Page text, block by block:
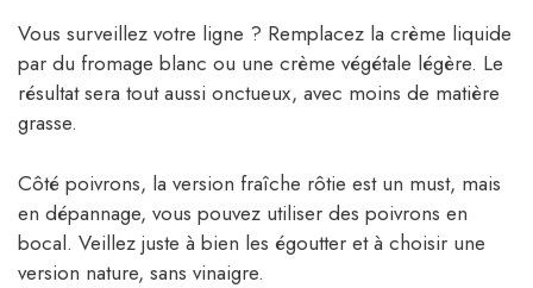
Vous surveillez votre ligne ? Remplacez la crème liquide
par du fromage blanc ou une crème végétale légère. Le
résultat sera tout aussi onctueux, avec moins de matière
grasse.
Côté poivrons, la version fraîche rôtie est un must, mais
en dépannage, vous pouvez utiliser des poivrons en
bocal. Veillez juste à bien les égoutter et à choisir une
version nature, sans vinaigre.